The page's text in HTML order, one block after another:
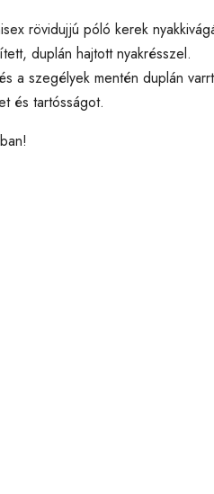
rövidujjú póló kerek
duplán hajtott nyakrésszel.
a szegélyek mentén duplán varrt
és tartósságot.